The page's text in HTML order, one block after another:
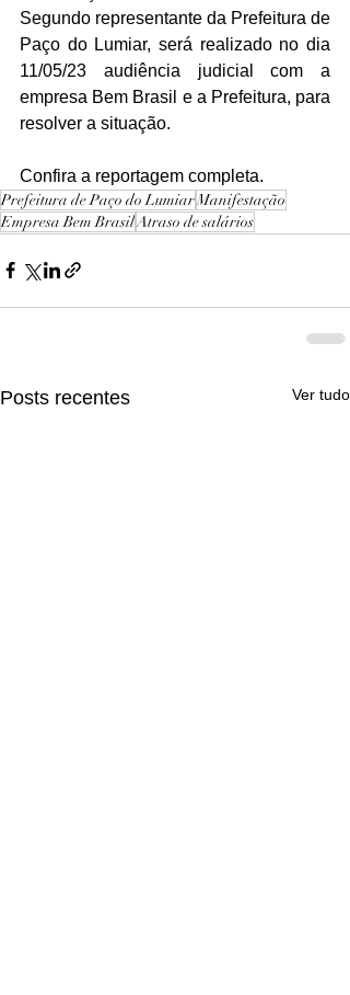
Segundo representante da Prefeitura de
Paço do Lumiar, será realizado no dia
11/05/23 audiência judicial com a
empresa Bem Brasil e a Prefeitura, para
resolver a situação.
Confira a reportagem completa.
Prefeitura de Paço do LumiarManifestação
Empresa Bem BrasilAtraso de salários
Posts recentes Ver tudo